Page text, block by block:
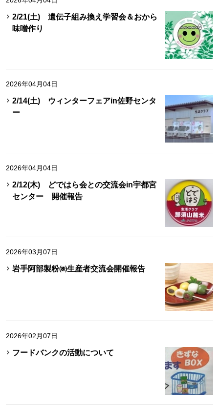
2/21(土) 遺伝子組み換え学習会＆おから
味噌作り
2026年04月04日
2/14(土) ウィンターフェアin佐野センタ
ー
2026年04月04日
2/12(木) どではら会との交流会in宇都宮
センター 開催報告
2026年03月07日
岩手阿部製粉㈱生産者交流会開催報告
2026年02月07日
フードバンクの活動について